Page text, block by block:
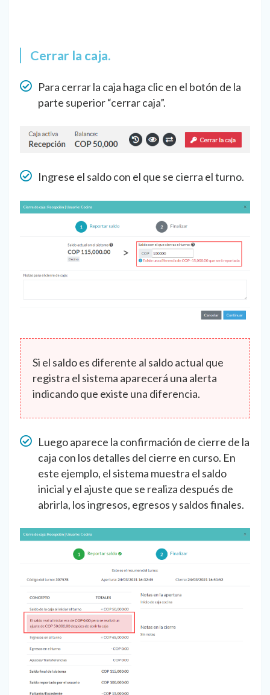
Cerrar la caja.
Para cerrar la caja haga clic en el botón de la
parte superior “cerrar caja”.
Ingrese el saldo con el que se cierra el turno.
Si el saldo es diferente al saldo actual que
registra el sistema aparecerá una alerta
indicando que existe una diferencia.
Luego aparece la confirmación de cierre de la
caja con los detalles del cierre en curso. En
este ejemplo, el sistema muestra el saldo
inicial y el ajuste que se realiza después de
abrirla, los ingresos, egresos y saldos finales.